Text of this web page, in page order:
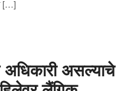
[…]
असल्याचे